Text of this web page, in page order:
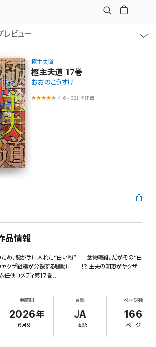
レビュー
極主夫道
極主夫道 17巻
おおのこうすけ
4.6 •32件の評価
品情報
め、龍が手に入れた“白い粉”――食物繊維。だがその“白
ヤクザ組織が分裂する騒動に――!? 主夫の知恵がヤクザ
任侠コメディ第17巻!!
発売日
2026年
6月9日
言語
JA
日本語
ページ数
166
ページ